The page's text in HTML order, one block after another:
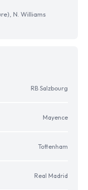
N. Williams
RB Salzbourg
Mayence
Tottenham
Real Madrid